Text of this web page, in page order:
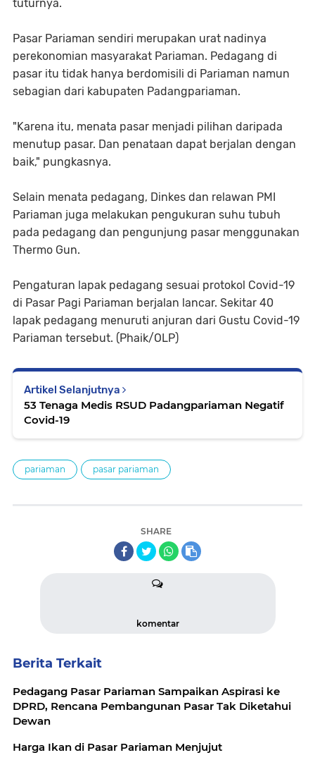
tuturnya.
Pasar Pariaman sendiri merupakan urat nadinya
perekonomian masyarakat Pariaman. Pedagang di
pasar itu tidak hanya berdomisili di Pariaman namun
sebagian dari kabupaten Padangpariaman.
"Karena itu, menata pasar menjadi pilihan daripada
menutup pasar. Dan penataan dapat berjalan dengan
baik," pungkasnya.
Selain menata pedagang, Dinkes dan relawan PMI
Pariaman juga melakukan pengukuran suhu tubuh
pada pedagang dan pengunjung pasar menggunakan
Thermo Gun.
Pengaturan lapak pedagang sesuai protokol Covid-19
di Pasar Pagi Pariaman berjalan lancar. Sekitar 40
lapak pedagang menuruti anjuran dari Gustu Covid-19
Pariaman tersebut. (Phaik/OLP)
Artikel Selanjutnya
53 Tenaga Medis RSUD Padangpariaman Negatif
Covid-19
pariaman pasar pariaman
SHARE
komentar
Berita Terkait
Pedagang Pasar Pariaman Sampaikan Aspirasi ke
DPRD, Rencana Pembangunan Pasar Tak Diketahui
Dewan
Harga Ikan di Pasar Pariaman Menjujut